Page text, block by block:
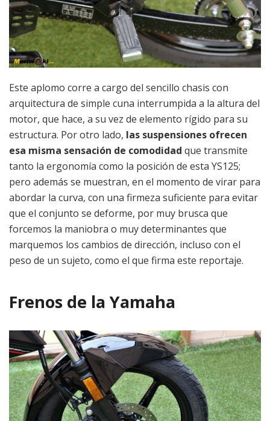
Este aplomo corre a cargo del sencillo chasis con
arquitectura de simple cuna interrumpida a la altura del
motor, que hace, a su vez de elemento rígido para su
estructura. Por otro lado, las suspensiones ofrecen
esa misma sensación de comodidad que transmite
tanto la ergonomía como la posición de esta YS125;
pero además se muestran, en el momento de virar para
abordar la curva, con una firmeza suficiente para evitar
que el conjunto se deforme, por muy brusca que
forcemos la maniobra o muy determinantes que
marquemos los cambios de dirección, incluso con el
peso de un sujeto, como el que firma este reportaje.
Frenos de la Yamaha